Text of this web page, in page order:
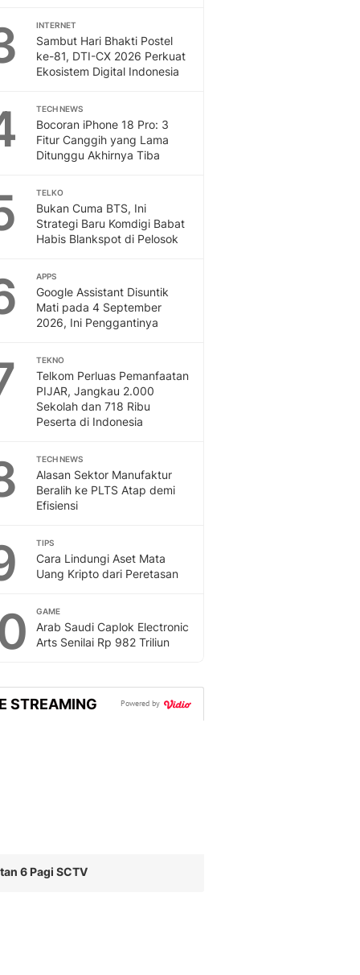
INTERNET
Sambut Hari Bhakti Postel
ke-81, DTI-CX 2026 Perkuat
Ekosistem Digital Indonesia
TECH NEWS
Bocoran iPhone 18 Pro: 3
Fitur Canggih yang Lama
Ditunggu Akhirnya Tiba
TELKO
Bukan Cuma BTS, Ini
Strategi Baru Komdigi Babat
Habis Blankspot di Pelosok
APPS
Google Assistant Disuntik
Mati pada 4 September
2026, Ini Penggantinya
TEKNO
Telkom Perluas Pemanfaatan
PIJAR, Jangkau 2.000
Sekolah dan 718 Ribu
Peserta di Indonesia
TECH NEWS
Alasan Sektor Manufaktur
Beralih ke PLTS Atap demi
Efisiensi
TIPS
Cara Lindungi Aset Mata
Uang Kripto dari Peretasan
GAME
Arab Saudi Caplok Electronic
Arts Senilai Rp 982 Triliun
STREAMING Powered by
6 Pagi SCTV